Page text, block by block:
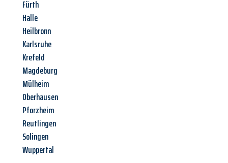
Fürth
Halle
Heilbronn
Karlsruhe
Krefeld
Magdeburg
Mülheim
Oberhausen
Pforzheim
Reutlingen
Solingen
Wuppertal